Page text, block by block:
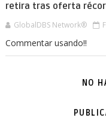
retira tras oferta
GlobalDBS Network®
Commentar usando!!
NO